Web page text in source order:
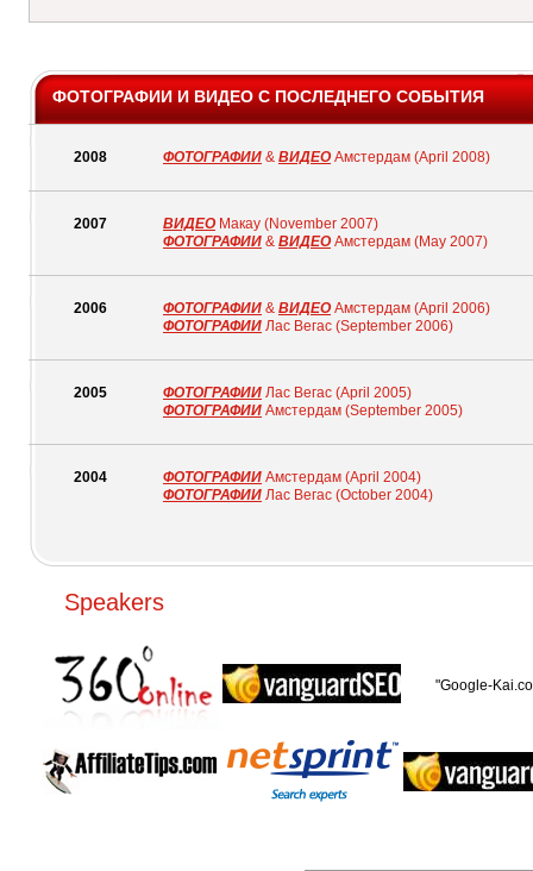
ФОТОГРАФИИ И ВИДЕО С ПОСЛЕДНЕГО СОБЫТИЯ
2008 ФОТОГРАФИИ & ВИДЕО Амстердам (April 2008)
2007 ВИДЕО Макау (November 2007)
ФОТОГРАФИИ & ВИДЕО Амстердам (May 2007)
2006 ФОТОГРАФИИ & ВИДЕО Амстердам (April 2006)
ФОТОГРАФИИ Лас Вегас (September 2006)
2005 ФОТОГРАФИИ Лас Вегас (April 2005)
ФОТОГРАФИИ Амстердам (September 2005)
2004 ФОТОГРАФИИ Амстердам (April 2004)
ФОТОГРАФИИ Лас Вегас (October 2004)
Speakers
"Google-